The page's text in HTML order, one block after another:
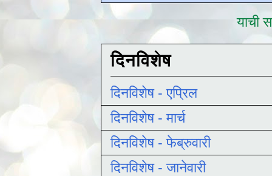
याची
दिनविशेष
दिनविशेष - एप्रिल
दिनविशेष - मार्च
दिनविशेष - फेब्रुवारी
दिनविशेष - जानेवारी